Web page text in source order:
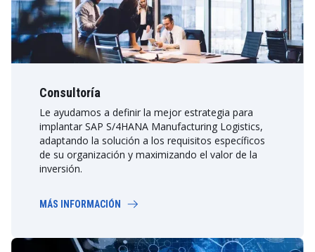
Consultoría
Le ayudamos a definir la mejor estrategia para
implantar SAP S/4HANA Manufacturing Logistics,
adaptando la solución a los requisitos específicos
de su organización y maximizando el valor de la
inversión.
MÁS INFORMACIÓN